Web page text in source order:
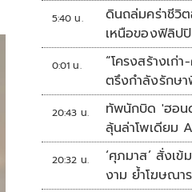
5:40 น.
ดินถล่มคร่าชีวิ
เหนือของฟิลิป
0:01 น.
“โครงสร้างเก่า
ตรึงกำลังรักษ
20:43 น.
ทัพนักบิด 'ฮอน
ลุ้นล่าโพเดียม
กา
20:32 น.
‘ศุภมาส’ สั่งเ
งาม ย้ำโฆษณา